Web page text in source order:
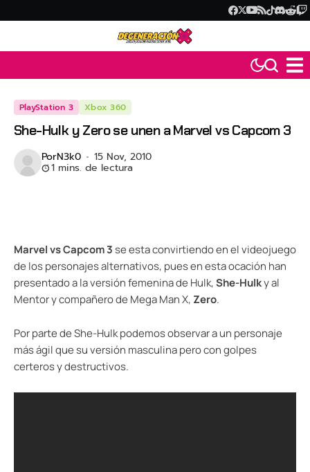
PlayStation 3 Xbox 360
She-Hulk y Zero se unen a Marvel vs Capcom 3
PorN3k0 15 Nov, 2010
1 mins. de lectura
Marvel vs Capcom 3se esta convirtiendo en el videojuego
de los personajes alternativos, pues en esta ocación han
presentado a la versión femenina de Hulk,She-Hulky al
Mentor y compañero de Mega Man X, Zero.
Por parte de She-Hulk podemos observar a un personaje
más ágil que su versión masculina pero con golpes
certeros y destructivos.